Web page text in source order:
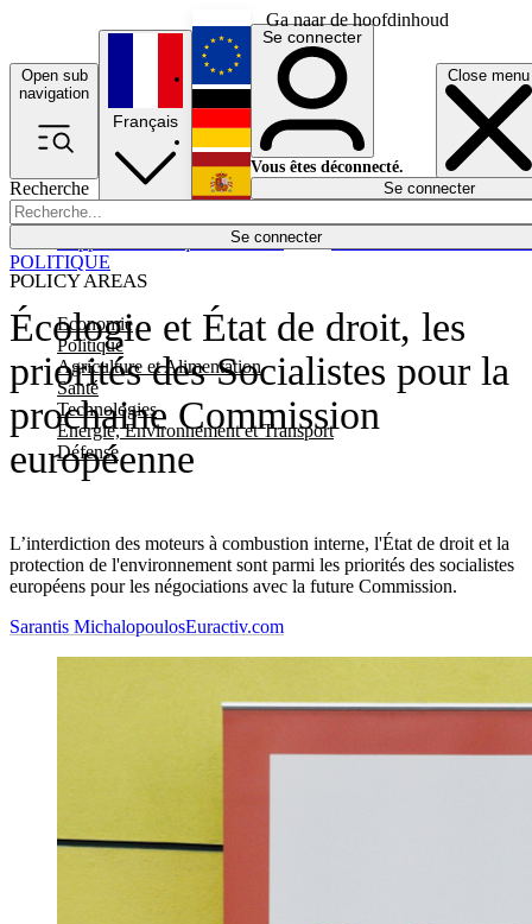
Ga naar de hoofdinhoud
Open sub
navigation
Close menu
Recherche
Se connecter
POLICY AREAS
Economie
Politique
Agriculture et Alimentation
Santé
Technologies
Energie, Environnement et Transport
Défense
Économie
Français
English
Deutsch
Español
Se connecter
Vous êtes déconnecté.
Se connecter
Écologie et État de droit, les
priorités des Socialistes pour la
prochaine Commission
européenne
L’interdiction des moteurs à combustion interne, l'État de droit et la
protection de l'environnement sont parmi les priorités des socialistes
européens pour les négociations avec la future Commission.
POLITIQUE
Sarantis MichalopoulosEuractiv.com